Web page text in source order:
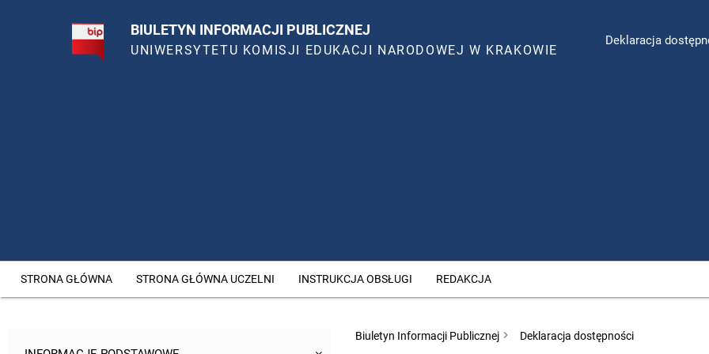
BIULETYN INFORMACJI PUBLICZNEJ
UNIWERSYTETU KOMISJI EDUKACJI NARODOWEJ W KRAKOWIE
Deklaracja
STRONA GŁÓWNA STRONA GŁÓWNA UCZELNI INSTRUKCJA OBSŁUGI REDAKCJA
Biuletyn Informacji Publicznej Deklaracja dostępności